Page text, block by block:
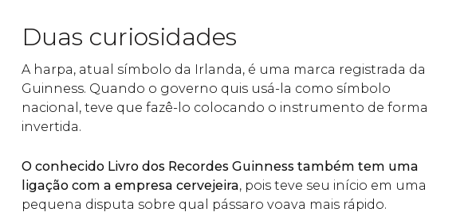
Duas curiosidades
A harpa, atual símbolo da Irlanda, é uma marca registrada da
Guinness. Quando o governo quis usá-la como símbolo
nacional, teve que fazê-lo colocando o instrumento de forma
invertida.
O conhecido Livro dos Recordes Guinness também tem uma
ligação com a empresa cervejeira, pois teve seu início em uma
pequena disputa sobre qual pássaro voava mais rápido.